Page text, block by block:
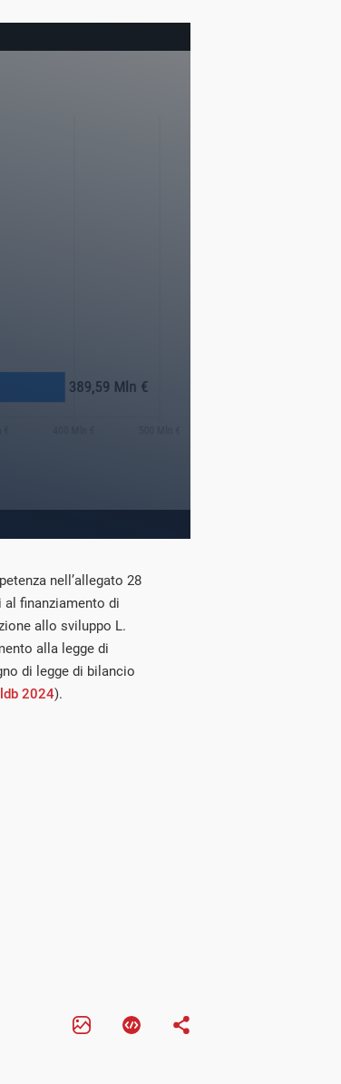
nell’allegato 28
finanziamento di
allo sviluppo L.
alla legge di
di legge di bilancio
2024).